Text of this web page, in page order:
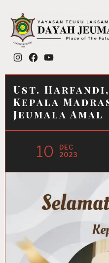
content
Dayah
Place of The Future Leader
Instagram
FacebookYouTube
Ust.
Kepala
Jeumala Amal
10
DEC
2023